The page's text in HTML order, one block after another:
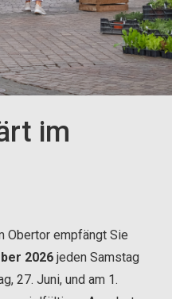
im
Obertor empfängt Sie
2026 jeden Samstag
27. Juni, und am 1.